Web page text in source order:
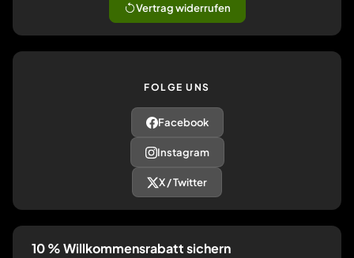
Vertrag widerrufen
FOLGE UNS
Facebook
Instagram
X / Twitter
10 % Willkommensrabatt sichern